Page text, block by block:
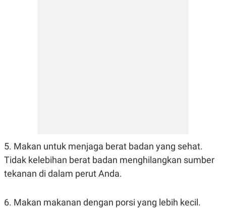
5. Makan untuk menjaga berat badan yang sehat.
Tidak kelebihan berat badan menghilangkan sumber
tekanan di dalam perut Anda.
6. Makan makanan dengan porsi yang lebih kecil.